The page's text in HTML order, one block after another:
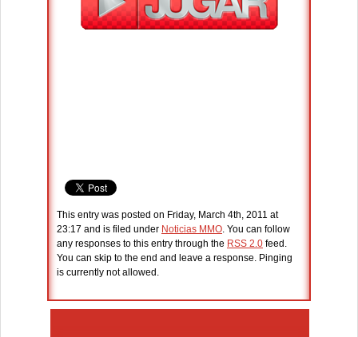
This entry was posted on Friday, March 4th, 2011 at
23:17 and is filed under Noticias MMO. You can follow
any responses to this entry through the RSS 2.0 feed.
You can skip to the end and leave a response. Pinging
is currently not allowed.